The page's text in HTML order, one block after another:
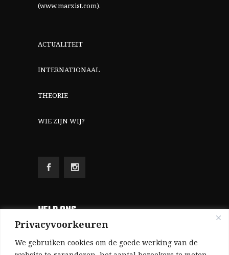
Privacyvoorkeuren
We gebruiken cookies om de goede werking van de
(www.marxist.com).
ACTUALITEIT
INTERNATIONAAL
THEORIE
WIE ZIJN WIJ?
HELP ONS
Aangezien we volledig zelf gefinancierd zijn